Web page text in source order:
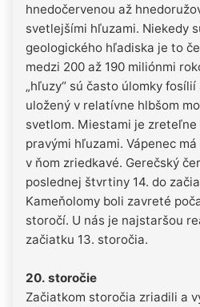
hnedočervenou až
svetlejšími hľuzami. Niekedy
geologického hľadiska je to
medzi 200 až 190 miliónmi
„hľuzy“ sú často úlomky
uložený v relatívne hlbšom
svetlom. Miestami je
pravými hľuzami. Vápenec má
v ňom zriedkavé. Gerečský
poslednej štvrtiny 14. do
Kameňolomy boli zavreté
storočí. U nás je najstaršou
začiatku 13. storočia.
20. storočie
Začiatkom storočia zriadili a